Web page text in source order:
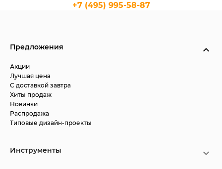
+7 (495) 995-58-87
Предложения
Акции
Лучшая цена
С доставкой завтра
Хиты продаж
Новинки
Распродажа
Типовые дизайн-проекты
Инструменты